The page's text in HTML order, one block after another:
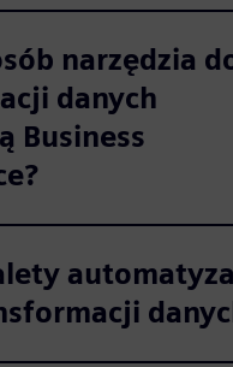
narzędzia
danych
Business